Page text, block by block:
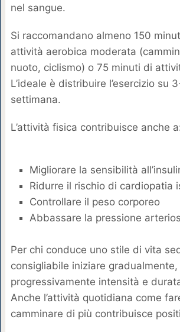
nel sangue.
Si raccomandano almeno 150
attività aerobica moderata
nuoto, ciclismo) o 75 minuti di
L’ideale è distribuire l’esercizio su
settimana.
L’attività fisica contribuisce anche
Migliorare la sensibilità
Ridurre il rischio di cardiopatia
Controllare il peso corporeo
Abbassare la pressione
Per chi conduce uno stile di vita
consigliabile iniziare
progressivamente intensità e
Anche l’attività quotidiana come
camminare di più contribuisce